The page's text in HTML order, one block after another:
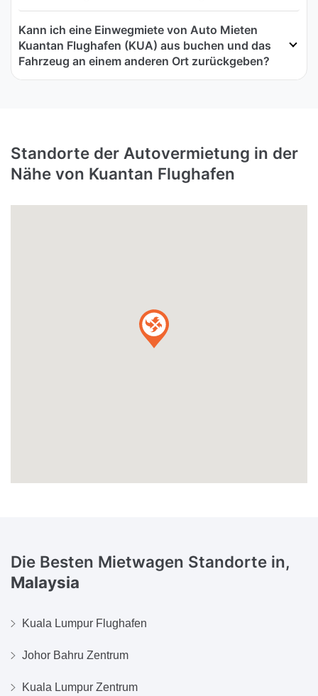
Kann ich eine Einwegmiete von Auto Mieten
Kuantan Flughafen (KUA) aus buchen und das
Fahrzeug an einem anderen Ort zurückgeben?
Standorte der Autovermietung in der
Nähe von Kuantan Flughafen
Die Besten Mietwagen Standorte in,
Malaysia
Kuala Lumpur Flughafen
Johor Bahru Zentrum
Kuala Lumpur Zentrum